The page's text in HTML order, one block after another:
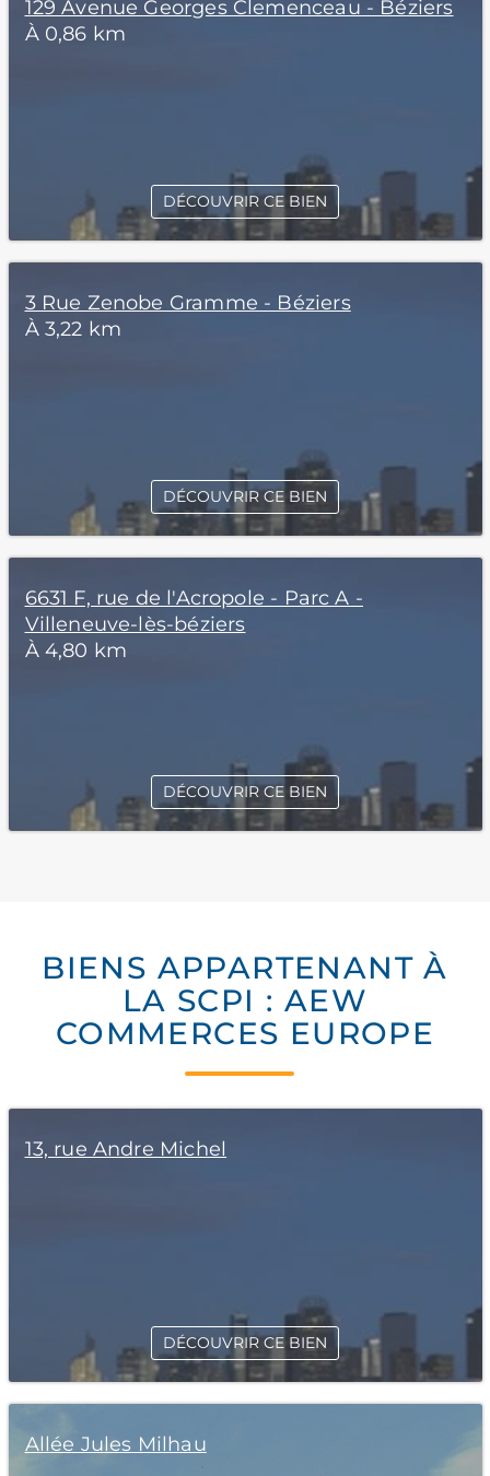
129 Avenue Georges Clemenceau - Béziers
À 0,86 km
DÉCOUVRIR CE BIEN
3 Rue Zenobe Gramme - Béziers
À 3,22 km
DÉCOUVRIR CE BIEN
6631 F, rue de l'Acropole - Parc A -
Villeneuve-lès-béziers
À 4,80 km
DÉCOUVRIR CE BIEN
BIENS APPARTENANT À
LA SCPI : AEW
COMMERCES EUROPE
13, rue Andre Michel
DÉCOUVRIR CE BIEN
Allée Jules Milhau